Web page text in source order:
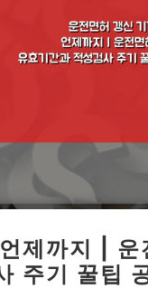
제까지 | 운
주기 꿀팁